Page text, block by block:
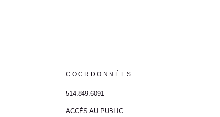
COORDONNÉES
514.849.6091
ACCÈS AU PUBLIC :